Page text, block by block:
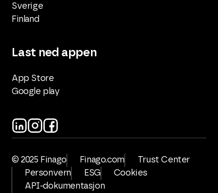
Sverige
Finland
Last ned appen
App Store
Google play
© 2025 Finago Finago.com
Trust Center
Personvern
ESG
Cookies
API-dokumentasjon